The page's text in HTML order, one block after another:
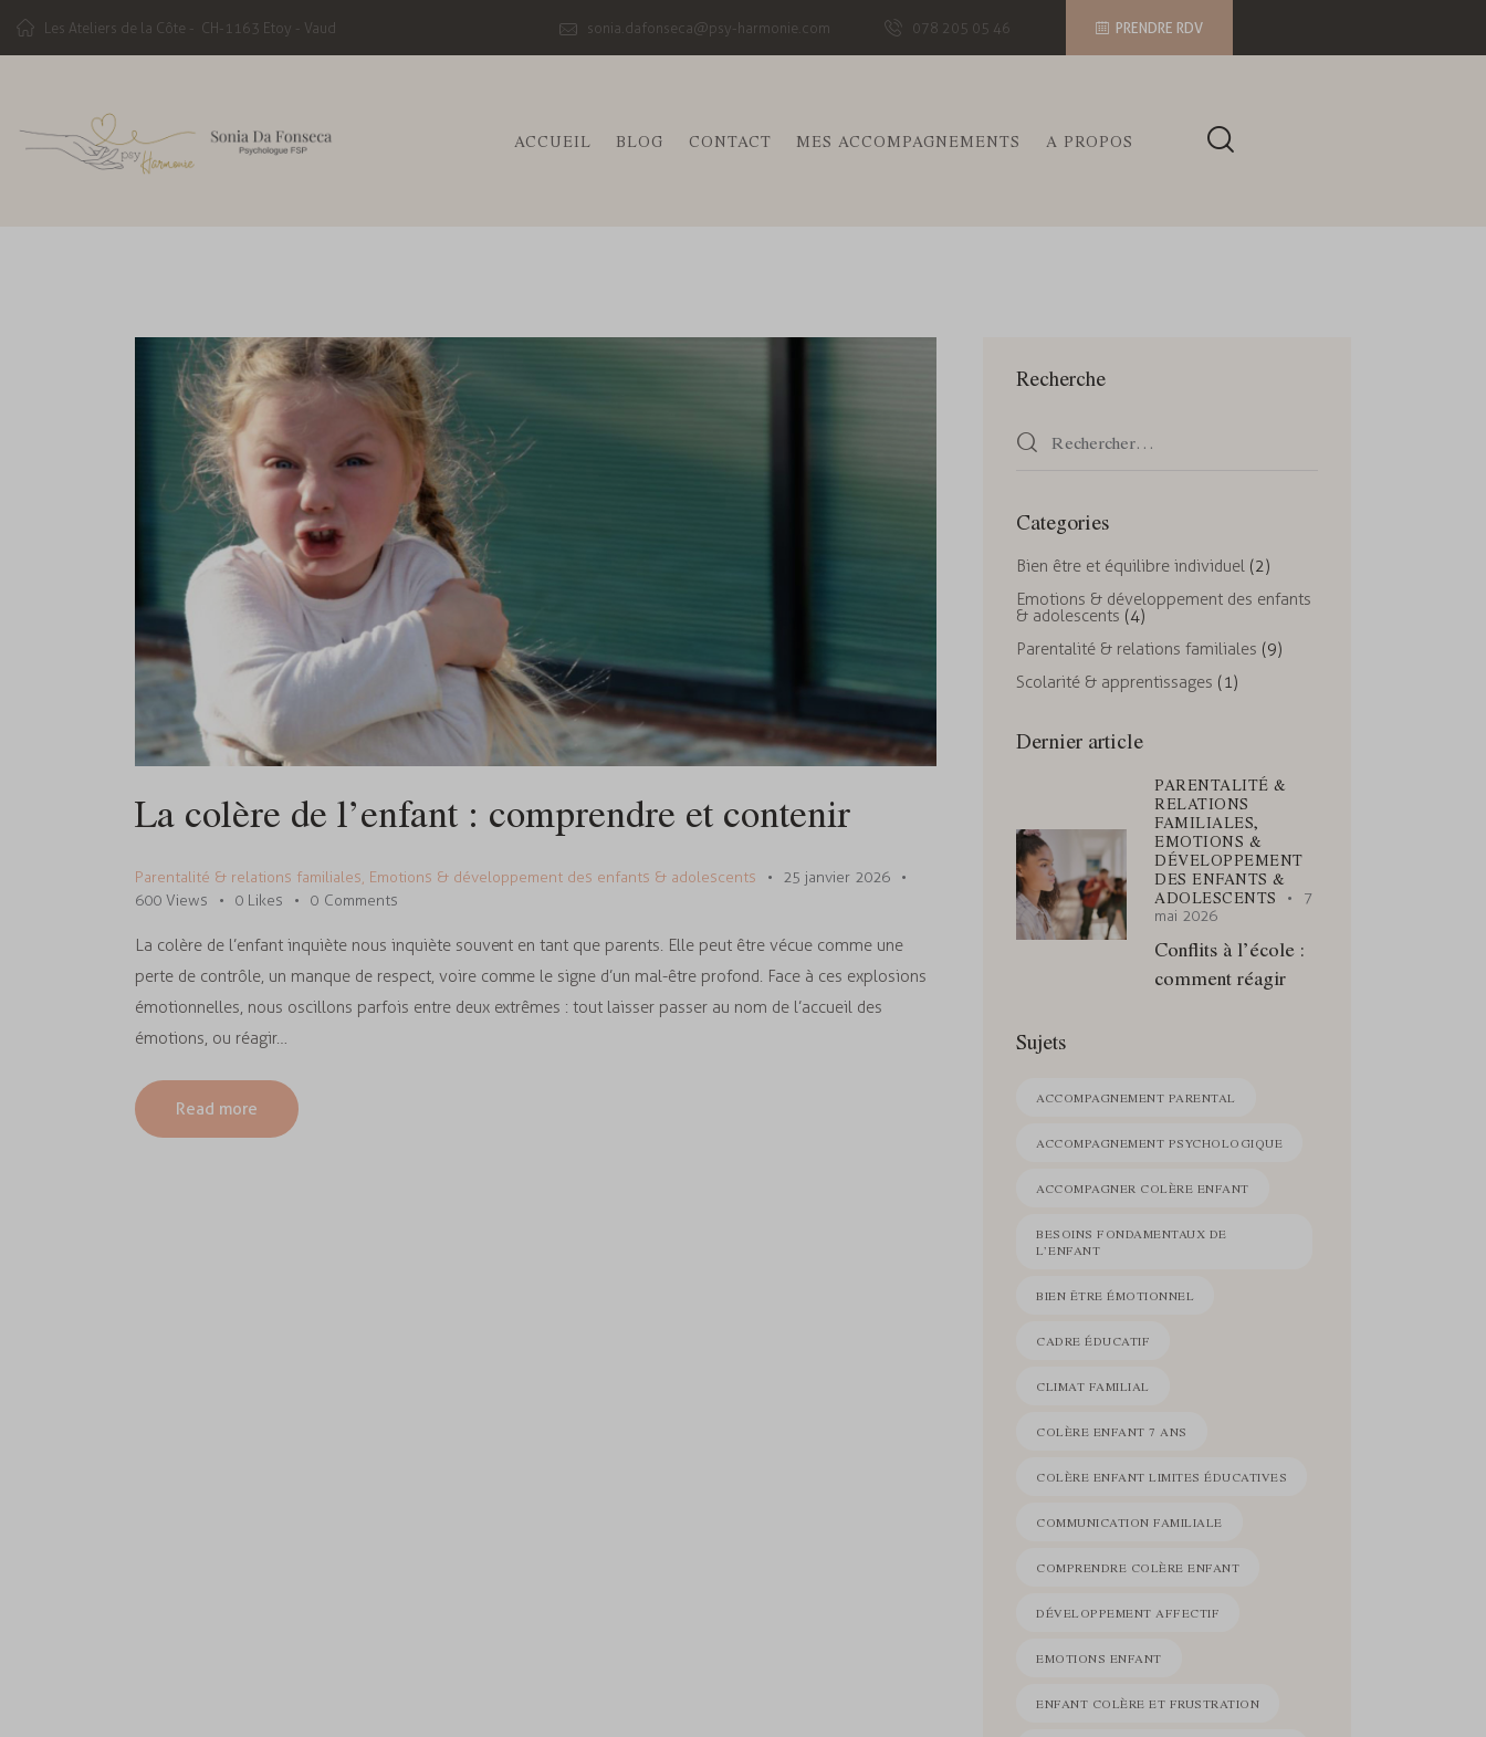
Les Ateliers de la Côte - CH-1163 Etoy - Vaud sonia.dafonseca@psy-harmonie.com 078 205 05 46 PRENDRE RDV
ACCUEIL BLOG CONTACT MES ACCOMPAGNEMENTS A PROPOS
La colère de l’enfant : comprendre et contenir
Parentalité & relations familiales, Emotions & développement des enfants & adolescents
25 janvier 2026
600 Views 0 Likes 0 Comments
La colère de l’enfant inquiète nous inquiète souvent en tant que parents. Elle peut être vécue comme une
perte de contrôle, un manque de respect, voire comme le signe d’un mal-être profond. Face à ces explosions
émotionnelles, nous oscillons parfois entre deux extrêmes : tout laisser passer au nom de l’accueil des
émotions, ou réagir…
Read more
Recherche
Categories
Bien être et équilibre individuel (2)
Emotions & développement des enfants
& adolescents (4)
Parentalité & relations familiales (9)
Scolarité & apprentissages (1)
Dernier article
PARENTALITÉ &
RELATIONS
FAMILIALES,
EMOTIONS &
DÉVELOPPEMENT
DES ENFANTS &
ADOLESCENTS
7
mai 2026
Conflits à l’école :
comment réagir
Sujets
ACCOMPAGNEMENT PARENTAL
ACCOMPAGNEMENT PSYCHOLOGIQUE
ACCOMPAGNER COLÈRE ENFANT
BESOINS FONDAMENTAUX DE
L’ENFANT
BIEN ÊTRE ÉMOTIONNEL
CADRE ÉDUCATIF
CLIMAT FAMILIAL
COLÈRE ENFANT 7 ANS
COLÈRE ENFANT LIMITES ÉDUCATIVES
COMMUNICATION FAMILIALE
COMPRENDRE COLÈRE ENFANT
DÉVELOPPEMENT AFFECTIF
EMOTIONS ENFANT
ENFANT COLÈRE ET FRUSTRATION